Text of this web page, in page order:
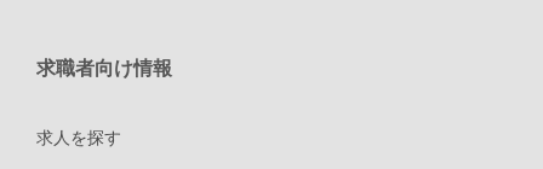
求職者向け情報
求人を探す